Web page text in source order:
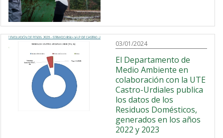
03/01/2024
El Departamento de
Medio Ambiente en
colaboración con la UTE
Castro-Urdiales publica
los datos de los
Residuos Domésticos,
generados en los años
2022 y 2023